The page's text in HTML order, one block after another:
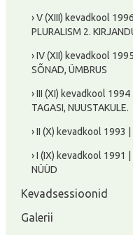
› V (XIII) kevadkool
PLURALISM 2.
› IV (XII) kevadkool
SÕNAD, ÜMBRUS
› III (XI) kevadkool 1994
TAGASI, NUUSTAKULE.
› II (X) kevadkool 1993
› I (IX) kevadkool 1991 |
NÜÜD
Kevadsessioonid
Galerii